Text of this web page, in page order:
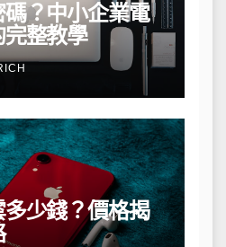
？中小企業電
整教學
少錢？價格揭